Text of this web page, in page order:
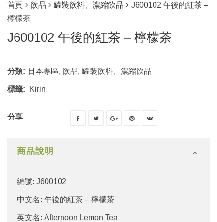
首頁 飲品 罐裝飲料、濃縮飲品
J600102 午後的紅茶 –
檸檬茶
J600102 午後的紅茶 – 檸檬茶
分類: 日本專區, 飲品, 罐裝飲料、濃縮飲品
標籤: Kirin
分享
商品說明
編號: J600102
中文名: 午後的紅茶 – 檸檬茶
英文名: Afternoon Lemon Tea